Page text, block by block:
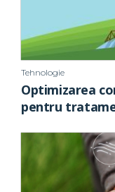
Tehnologie
Optimizarea
pentru